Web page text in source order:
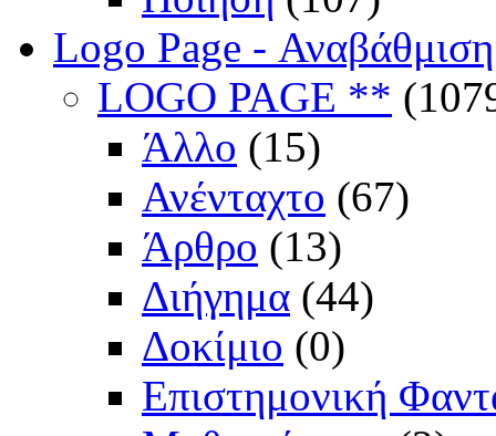
Logo Page -
LOGO PAGE **
Άλλο (15)
Ανένταχτο (67)
Άρθρο (13)
Διήγημα (44)
Δοκίμιο (0)
Επιστημονική